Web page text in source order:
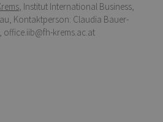
, Institut International Business,
Kontaktperson: Claudia Bauer-
office.iib@fh-krems.ac.at